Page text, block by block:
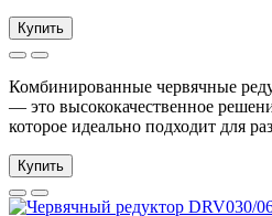
Купить
Комбинированные червячные
— это высококачественное
которое идеально подходит для
Купить